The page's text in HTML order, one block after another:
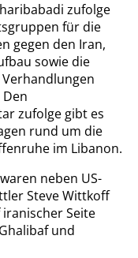
zufolge
für die
gegen den Iran,
sowie die
zufolge gibt es
rund um die
im Libanon.
neben US-
Steve Wittkoff
Seite
und